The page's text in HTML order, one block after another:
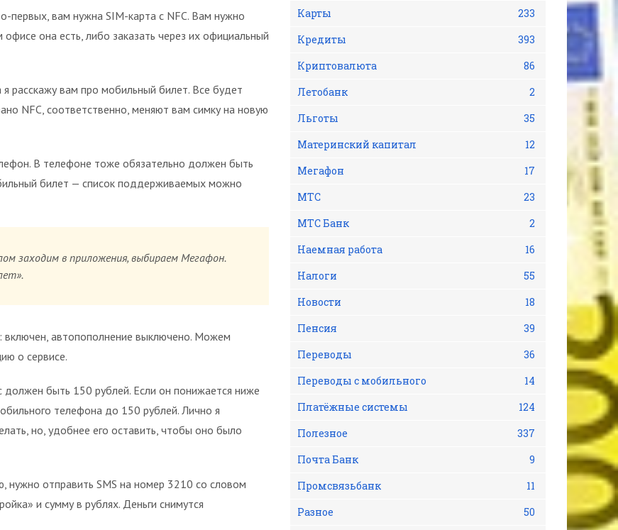
первых, вам нужна SIM-карта с NFC. Вам нужно
она есть, либо заказать через их официальный
расскажу вам про мобильный билет. Все будет
NFC, соответственно, меняют вам симку на новую
В телефоне тоже обязательно должен быть
билет — список поддерживаемых можно
заходим в приложения, выбираем Мегафон.
автопополнение выключено. Можем
о сервисе.
быть 150 рублей. Если он понижается ниже
телефона до 150 рублей. Лично я
но, удобнее его оставить, чтобы оно было
нужно отправить SMS на номер 3210 со словом
и сумму в рублях. Деньги снимутся
Карты
233
Кредиты
393
Криптовалюта
86
Летобанк
2
Льготы
35
Материнский капитал
12
Мегафон
17
МТС
23
МТС Банк
2
Наемная работа
16
Налоги
55
Новости
18
Пенсия
39
Переводы
36
Переводы с мобильного
14
Платёжные системы
124
Полезное
337
Почта Банк
9
Промсвязьбанк
11
Разное
50